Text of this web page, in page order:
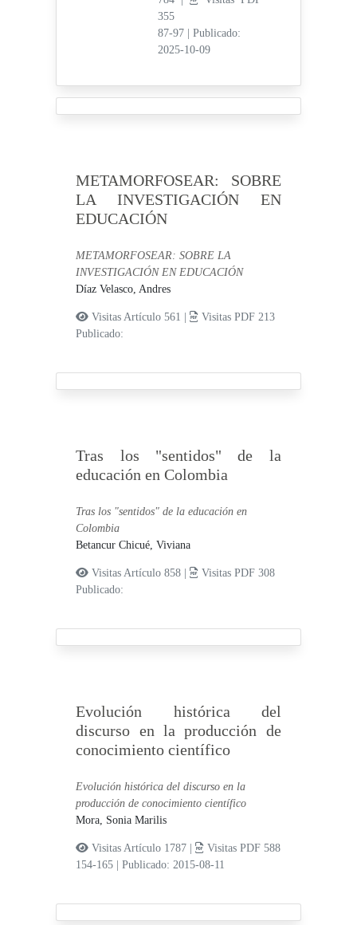
355
87-97
Publicado:
2025-10-09
METAMORFOSEAR: SOBRE
LA INVESTIGACIÓN EN
EDUCACIÓN
METAMORFOSEAR: SOBRE LA
INVESTIGACIÓN EN EDUCACIÓN
Díaz Velasco, Andres
Visitas Artículo 561 |
Visitas PDF 213
Publicado:
Tras los "sentidos" de la
educación en Colombia
Tras los "sentidos" de la educación en
Colombia
Betancur Chicué, Viviana
Visitas Artículo 858 |
Visitas PDF 308
Publicado:
Evolución histórica del
discurso en la producción de
conocimiento científico
Evolución histórica del discurso en la
producción de conocimiento científico
Mora, Sonia Marilis
Visitas Artículo 1787 |
Visitas PDF 588
154-165
|Publicado: 2015-08-11